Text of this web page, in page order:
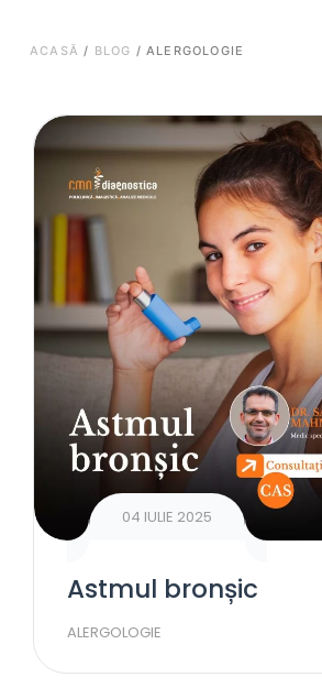
ACASĂ / BLOG /ALERGOLOGIE
04 IULIE 2025
Astmul bronșic
ALERGOLOGIE